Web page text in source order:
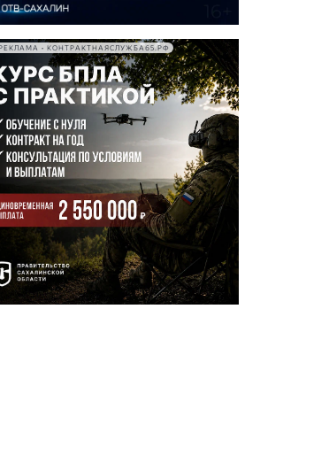
• КОНТРАКТНАЯСЛУЖБА65.РФ